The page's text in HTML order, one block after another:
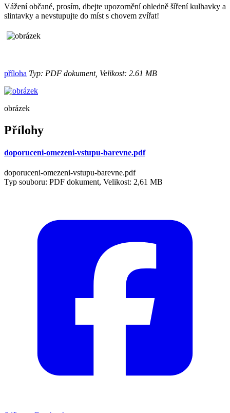
Vážení občané, prosím, dbejte upozornění ohledně šíření kulhavky a
slintavky a nevstupujte do míst s chovem zvířat!
příloha Typ: PDF dokument, Velikost: 2.61 MB
obrázek
Přílohy
doporuceni-omezeni-vstupu-barevne.pdf
doporuceni-omezeni-vstupu-barevne.pdf
Typ souboru: PDF dokument, Velikost: 2,61 MB